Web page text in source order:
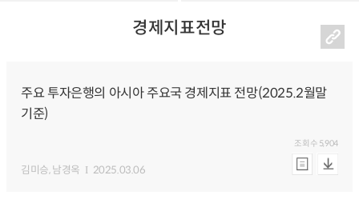
경제지표전망
주요 투자은행의 아시아 주요국 경제지표 전망(2025.2월말
기준)
김미승, 남경옥 2025.03.06
조회수 5,904